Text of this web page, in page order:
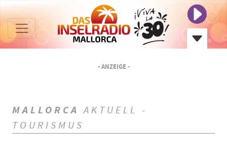
- ANZEIGE -
MALLORCA AKTUELL -
TOURISMUS